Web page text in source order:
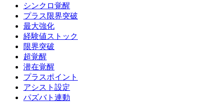
シンクロ覚醒
プラス限界突破
最大強化
経験値ストック
限界突破
超覚醒
潜在覚醒
プラスポイント
アシスト設定
パズバト連動